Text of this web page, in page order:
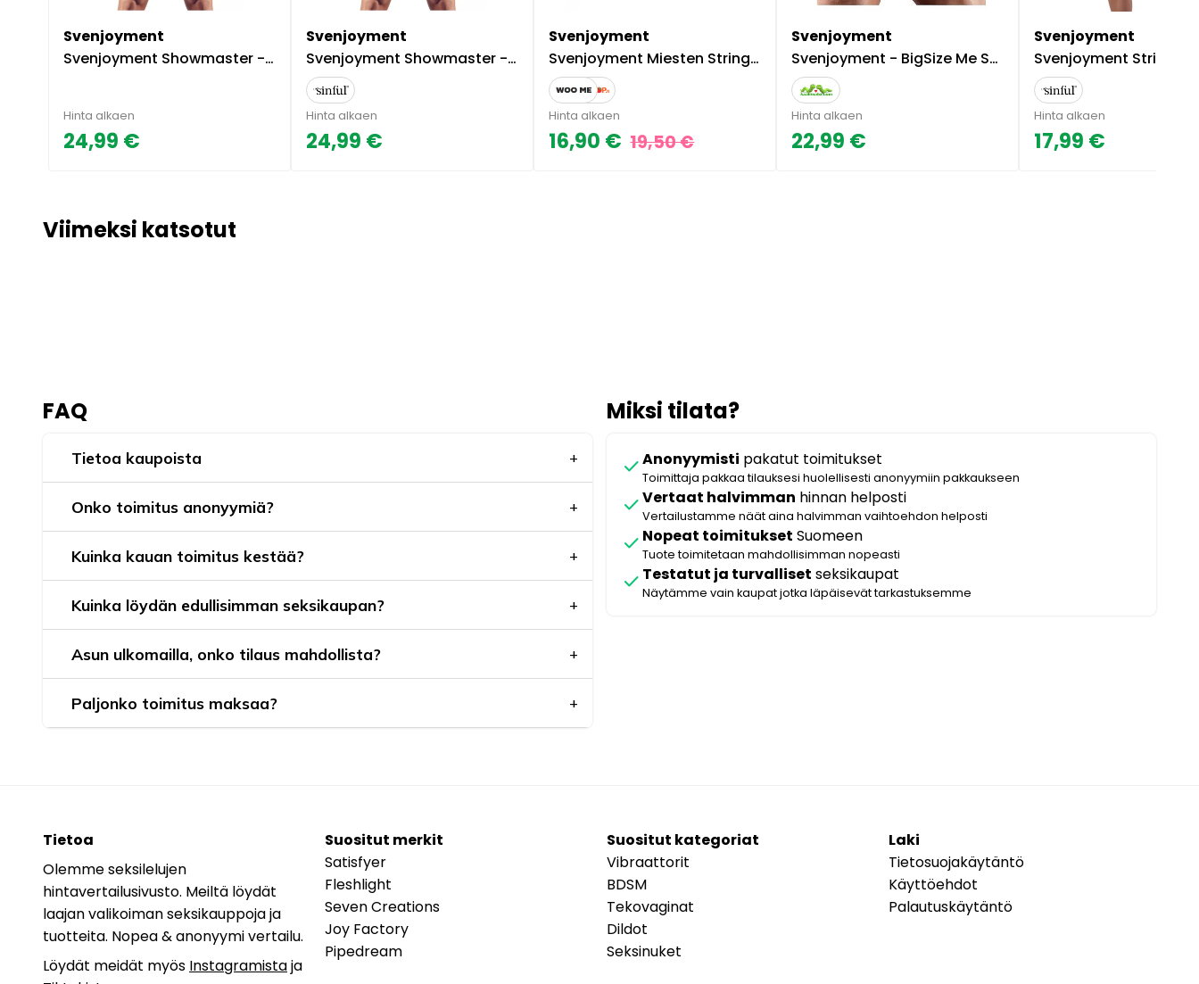
Svenjoyment
Svenjoyment Showmaster -housut penisrenkaalla - Musta - XL
Hinta alkaen
24,99 €
Svenjoyment
Svenjoyment Showmaster -housut penisrenkaalla - Musta - S
Hinta alkaen
24,99 €
Svenjoyment
Svenjoyment Miesten Stringit 3 kpl
Hinta alkaen
16,90 € 19,50 €
Svenjoyment
Svenjoyment - BigSize Me Stringit
Hinta alkaen
22,99 €
Svenjoyment
Svenjoyment Stringit penisrenkaalla -
Hinta alkaen
17,99 €
Viimeksi katsotut
FAQ
Tietoa kaupoista
Onko toimitus anonyymiä?
Kuinka kauan toimitus kestää?
Kuinka löydän edullisimman seksikaupan?
Asun ulkomailla, onko tilaus mahdollista?
Paljonko toimitus maksaa?
Miksi tilata?
checkAnonyymisti pakatut toimitukset
Toimittaja pakkaa tilauksesi huolellisesti anonyymiin pakkaukseen
checkVertaat halvimman hinnan helposti
Vertailustamme näät aina halvimman vaihtoehdon helposti
check Nopeat toimitukset Suomeen
Tuote toimitetaan mahdollisimman nopeasti
check Testatut ja turvalliset seksikaupat
Näytämme vain kaupat jotka läpäisevät tarkastuksemme
Tietoa
Olemme seksilelujen
hintavertailusivusto. Meiltä löydät
laajan valikoiman seksikauppoja ja
tuotteita. Nopea & anonyymi vertailu.
Löydät meidät myös Instagramistaja
Suositut merkit
Satisfyer
Fleshlight
Seven Creations
Joy Factory
Pipedream
Suositut kategoriat
Vibraattorit
BDSM
Tekovaginat
Dildot
Seksinuket
Laki
Tietosuojakäytäntö
Käyttöehdot
Palautuskäytäntö